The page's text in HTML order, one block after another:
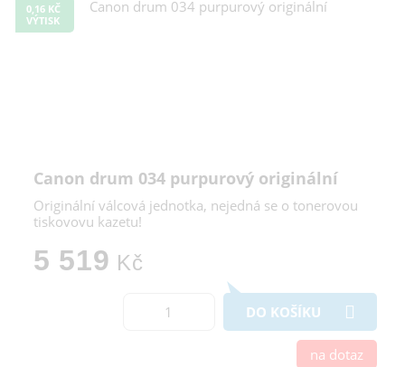
0,16 KČ
VÝTISK
Canon drum 034 purpurový originální
Originální válcová jednotka, nejedná se o tonerovou
tiskovovu kazetu!
5 519 Kč
DO KOŠÍKU
na dotaz